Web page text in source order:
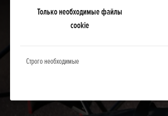
Только необходимые файлы
cookie
Строго необходимые